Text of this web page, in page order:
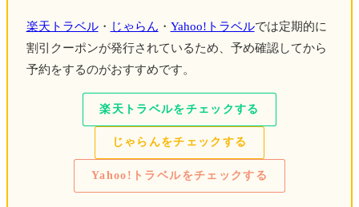
DAY２
伊東邸で生まぐろまぶし御膳をいただく
電車・バスでシェラトン宮崎へ移動
シェラトン・グランデ・オーシャンリゾート（宮
楽天トラベル・ じゃらん ・ Yahoo!トラベルでは定期的に
割引クーポンが発行されているため、予め確認してから
予約をするのがおすすめです。
楽天トラベルをチェックする
じゃらんをチェックする
Yahoo!トラベルをチェックする